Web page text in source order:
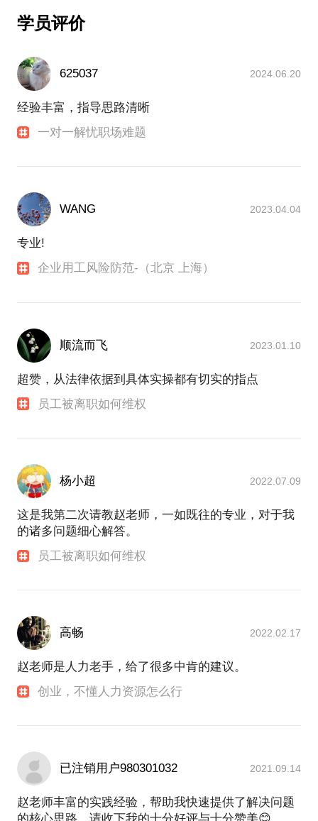
源支持。
她能依据实际情况提供匹配解决方案，提供专业、高
效、切实可行的人力资源服务，包括：招聘配置、培
训、薪酬绩效、员工关系、组织发展等方面，帮你解
决当下的痛点和难题。此外，她还熟悉北京、上海当
地法律法规并有丰富的仲裁出庭经验。
北京蓝天救援成员
我具有近20年以上战略人力资源管理经历；并拥有丰
富的贴近业务的人力资源战略支持，人力资源业务协
作支持，人力资源运营管理经验；同时，拥有近百人
团队管理经验，擅长并为近千人提供职场/职业心理咨
Who's Frank?
工作室成立于2017年初；由8位来自不同领域
HRVP/HRGM/HRD专家组成；我们拥有超强执行力的
幕后团队支持。
Who needs our help?
供解决方案；
我们将按需为您提供专业、高效、切实可行的方案指
导，内容包括：猎聘、能力迭代培训、绩效薪酬设
我们以短平快的服务模式为主，帮助您迅速解决当下
难题/痛点，支持中长期方案维护，可成为战略合作伙
伴。
学员评价
625037 2024.06.20
经验丰富，指导思路清晰
一对一解忧职场难题
WANG 2023.04.04
专业!
企业用工风险防范-（北京 上海）
顺流而飞 2023.01.10
超赞，从法律依据到具体实操都有切实的指点
员工被离职如何维权
杨小超 2022.07.09
这是我第二次请教赵老师，一如既往的专业，对于我
的诸多问题细心解答。
员工被离职如何维权
高畅 2022.02.17
赵老师是人力老手，给了很多中肯的建议。
创业，不懂人力资源怎么行
已注销用户980301032 2021.09.14
赵老师丰富的实践经验，帮助我快速提供了解决问题